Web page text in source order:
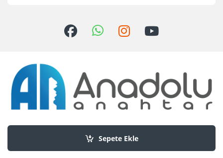
Sepete Ekle
Sorularınız mı var?
+90 552 436 80 30